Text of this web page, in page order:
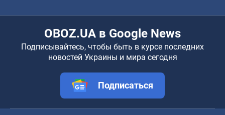
OBOZ.UA в Google News
Подписывайтесь, чтобы быть в курсе последних
новостей Украины и мира сегодня
Подписаться